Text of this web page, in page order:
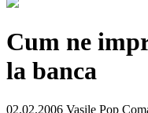
Cum ne
la banca
02.02.2006 Vasile Pop